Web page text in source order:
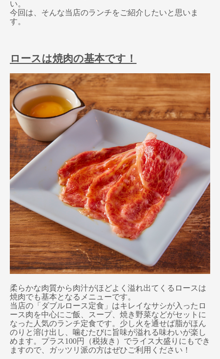
い。
今回は、そんな当店のランチをご紹介したいと思いま
す。
ロースは焼肉の基本です！
柔らかな肉質から肉汁がほどよく溢れ出てくるロースは
焼肉でも基本となるメニューです。
当店の「 ダブルロース定食 」はキレイなサシが入ったロ
ース肉を中心にご飯、スープ、焼き野菜などがセットに
なった人気のランチ定食です。少し火を通せば脂がほん
のりと溶け出し、噛むたびに旨味が溢れる味わいが楽し
めます。プラス 100円（税抜き）でライス大盛りにもでき
ますので、ガッツリ派の方はぜひご利用ください！